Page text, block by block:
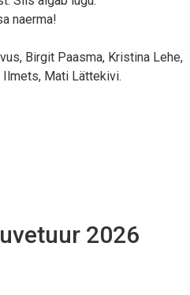
naerma!
Birgit Paasma, Kristina Lehe,
Ilmets, Mati Lättekivi.
2026